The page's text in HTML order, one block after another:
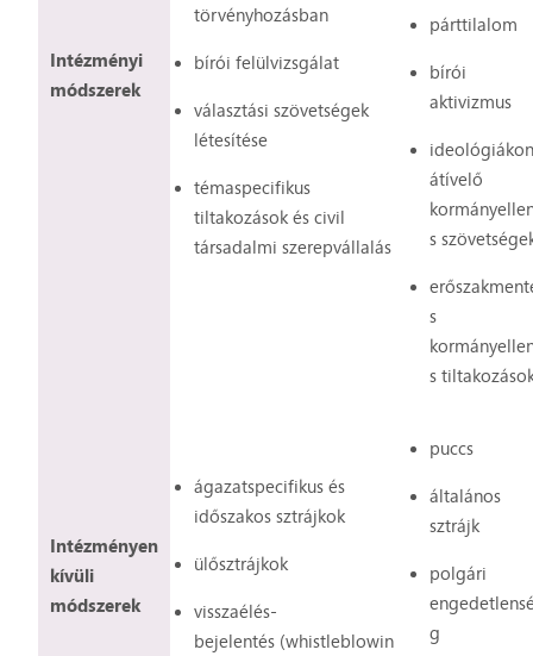
Intézményi
módszerek
törvényhozásban
bírói felülvizsgálat
választási szövetségek
létesítése
témaspecifikus
tiltakozások és civil
társadalmi szerepvállalás
párttilalom
bírói
aktivizmus
ideológiákon
átívelő
s
s
s
Intézményen
kívüli
módszerek
ágazatspecifikus és
időszakos sztrájkok
ülősztrájkok
visszaélés-
bejelentés (whistleblowin
puccs
általános
sztrájk
polgári
g